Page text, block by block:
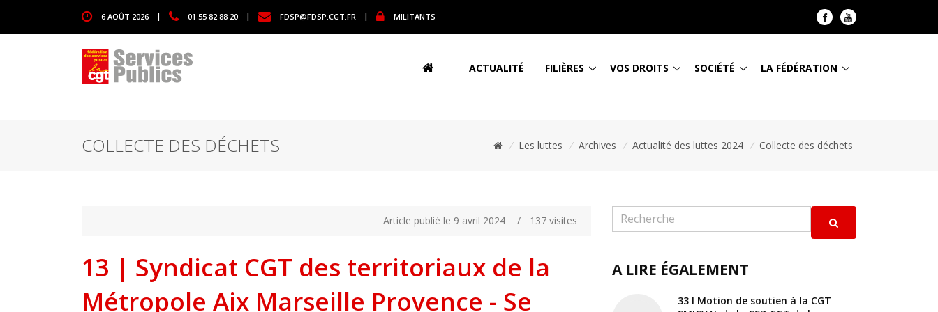
6 AOÛT 2026 | 01 55 82 88 20 | FDSP@FDSP.CGT.FR | MILITANTS
ACTUALITÉ FILIÈRES VOS DROITS SOCIÉTÉ LA FÉDÉRATION
COLLECTE DES DÉCHETS / Les luttes / Archives / Actualité des luttes 2024 / Collecte des déchets
Article publié le 9 avril 2024 / 137 visites
13 | Syndicat CGT des territoriaux de la
Métropole Aix Marseille Provence - Se
A LIRE ÉGALEMENT
33 I Motion de soutien à la CGT